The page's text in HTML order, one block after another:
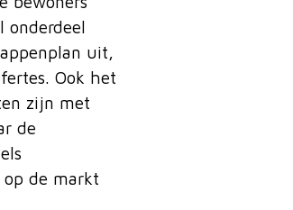
onderdeel
uit,
Ook het
zijn met
de
op de markt